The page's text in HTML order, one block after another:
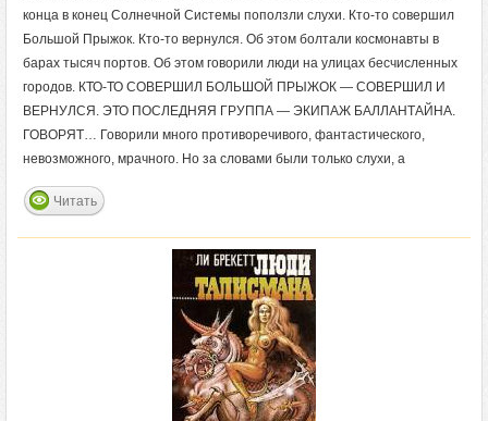
конца в конец Солнечной Системы поползли слухи. Кто-то совершил
Большой Прыжок. Кто-то вернулся. Об этом болтали космонавты в
барах тысяч портов. Об этом говорили люди на улицах бесчисленных
городов. КТО-ТО СОВЕРШИЛ БОЛЬШОЙ ПРЫЖОК — СОВЕРШИЛ И
ВЕРНУЛСЯ. ЭТО ПОСЛЕДНЯЯ ГРУППА — ЭКИПАЖ БАЛЛАНТАЙНА.
ГОВОРЯТ… Говорили много противоречивого, фантастического,
невозможного, мрачного. Но за словами были только слухи, а
Читать